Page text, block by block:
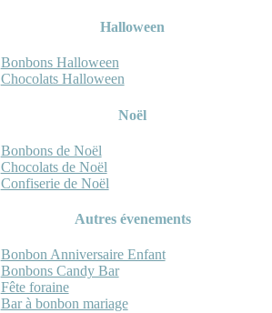
Halloween
Bonbons Halloween
Chocolats Halloween
Noël
Bonbons de Noël
Chocolats de Noël
Confiserie de Noël
Autres évenements
Bonbon Anniversaire Enfant
Bonbons Candy Bar
Fête foraine
Bar à bonbon mariage